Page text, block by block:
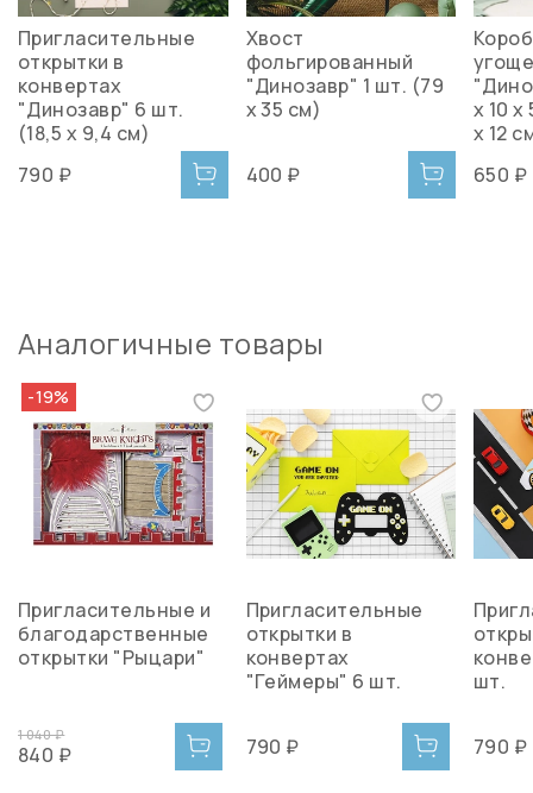
Пригласительные
открытки в
конвертах
"Динозавр" 6 шт.
(18,5 х 9,4 см)
790 ₽
Хвост
фольгированный
"Динозавр" 1 шт. (79
х 35 см)
400 ₽
х 10
х 12
650 ₽
Аналогичные товары
-19%
Пригласительные и
благодарственные
открытки "Рыцари"
1 040 ₽
840 ₽
Пригласительные
открытки в
конвертах
"Геймеры" 6 шт.
790 ₽
шт.
790 ₽